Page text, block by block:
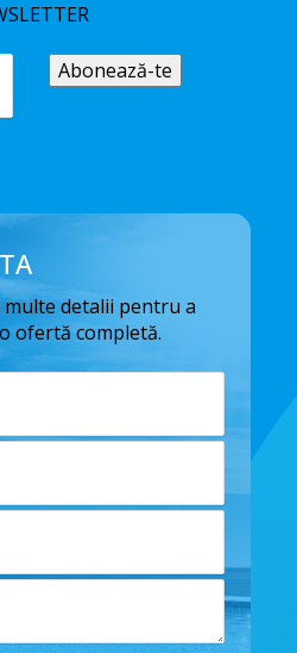
detalii pentru a
ofertă completă.